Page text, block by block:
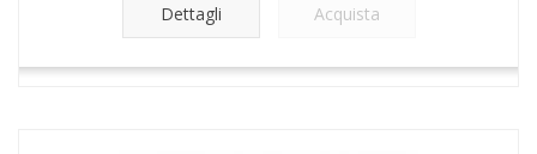
Dettagli Acquista